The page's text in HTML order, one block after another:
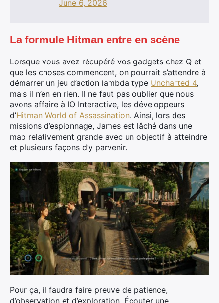
June 6, 2026
La formule Hitman entre en scène
Lorsque vous avez récupéré vos gadgets chez Q et
que les choses commencent, on pourrait s’attendre à
démarrer un jeu d’action lambda type Uncharted 4,
mais il n’en en rien. Il ne faut pas oublier que nous
avons affaire à IO Interactive, les développeurs
d’Hitman World of Assassination. Ainsi, lors des
missions d’espionnage, James est lâché dans une
map relativement grande avec un objectif à atteindre
et plusieurs façons d’y parvenir.
Pour ça, il faudra faire preuve de patience,
d’observation et d’exploration. Écouter une